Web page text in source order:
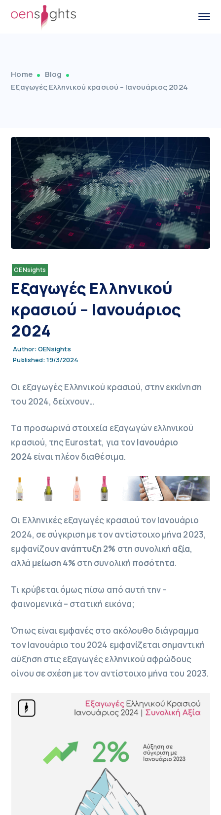
Home
Blog
Εξαγωγές Ελληνικού κρασιού – Ιανουάριος 2024
OENsights
Εξαγωγές Ελληνικού
κρασιού – Ιανουάριος
2024
Author: OENsights
Published: 19/3/2024
Οι εξαγωγές Ελληνικού κρασιού, στην εκκίνηση
του 2024, δείχνουν…
Τα προσωρινά στοιχεία εξαγωγών ελληνικού
κρασιού, της Eurostat, για τονΙανουάριο
2024 είναι πλέον διαθέσιμα.
Οι Ελληνικές εξαγωγές κρασιού τον Ιανουάριο
2024, σε σύγκριση με τον αντίστοιχο μήνα 2023,
εμφανίζουνανάπτυξη 2% στη συνολική αξία,
αλλά μείωση 4% στη συνολική ποσότητα.
Τι κρύβεται όμως πίσω από αυτή την –
φαινομενικά – στατική εικόνα;
Όπως είναι εμφανές στο ακόλουθο διάγραμμα
τον Ιανουάριο του 2024 εμφανίζεται σημαντική
αύξηση στις εξαγωγές ελληνικού αφρώδους
οίνου σε σχέση με τον αντίστοιχο μήνα του 2023.